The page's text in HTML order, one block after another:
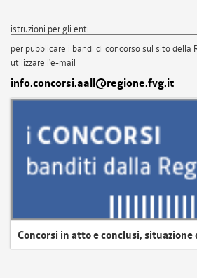
istruzioni per gli enti
per pubblicare i bandi di concorso sul sito della
utilizzare l'e-mail
info.concorsi.aall@regione.fvg.it
Concorsi in atto e conclusi,